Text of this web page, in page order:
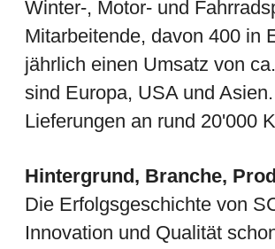
Winter-, Motor- und
Mitarbeitende, davon 400 in
jährlich einen Umsatz von
sind Europa, USA und
Lieferungen an rund 20'000
Hintergrund, Branche,
Die Erfolgsgeschichte von
Innovation und Qualität